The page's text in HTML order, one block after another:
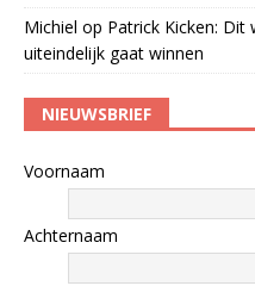
Michiel op Patrick Kicken:
uiteindelijk gaat winnen
NIEUWSBRIEF
Voornaam
Achternaam